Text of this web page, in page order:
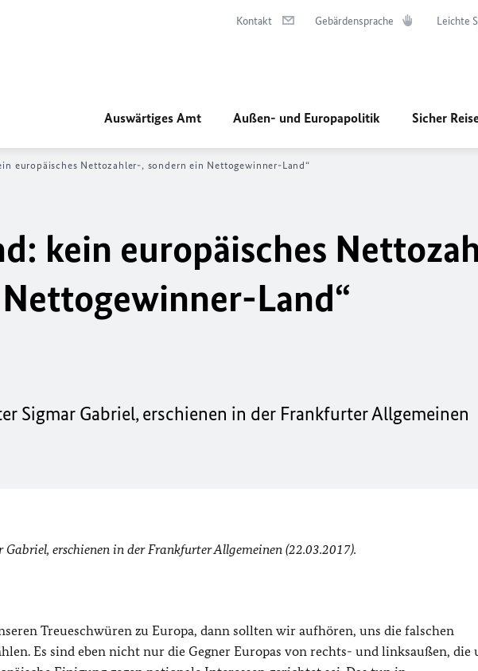
Kontakt Gebärdensprache Leichte
Auswärtiges Amt Außen- und Europapolitik Sicher
europäisches Nettozahler-, sondern ein Nettogewinner-Land“
kein europäisches
Land“
Sigmar Gabriel, erschienen in der Frankfurter Allgemeinen
erschienen in der Frankfurter Allgemeinen (22.03.2017).
Treueschwüren zu Europa, dann sollten wir aufhören, uns die falschen
Es sind eben nicht nur die Gegner Europas von rechts- und linksaußen, die